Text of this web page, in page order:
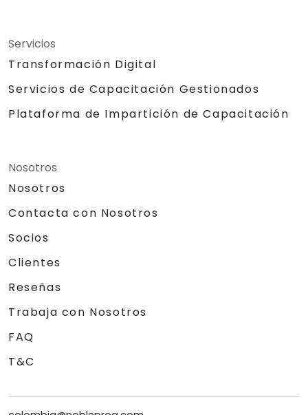
Servicios
Transformación Digital
Servicios de Capacitación Gestionados
Plataforma de Impartición de Capacitación
Nosotros
Nosotros
Contacta con Nosotros
Socios
Clientes
Reseñas
Trabaja con Nosotros
FAQ
T&C